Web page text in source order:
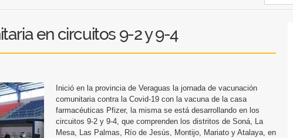
en circuitos 9-2 y 9-4
Inició en la provincia de Veraguas la jornada de vacunación
comunitaria contra la Covid-19 con la vacuna de la casa
farmacéuticas Pfizer, la misma se está desarrollando en los
circuitos 9-2 y 9-4, que comprenden los distritos de Soná, La
Mesa, Las Palmas, Río de Jesús, Montijo, Mariato y Atalaya, en